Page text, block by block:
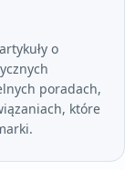
o
poradach,
które